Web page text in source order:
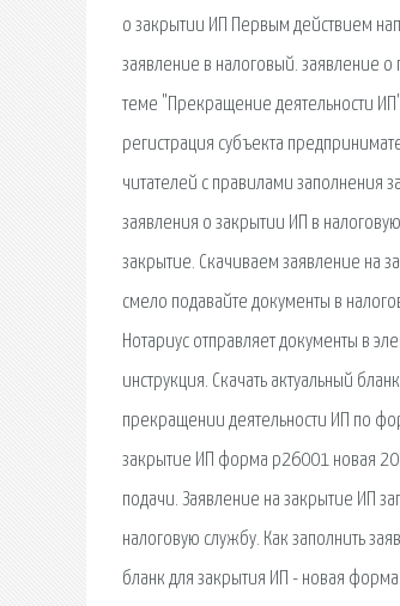
о закрытии ИП Первым действием
заявление в налоговый. заявление о
теме "Прекращение деятельности
регистрация субъекта
читателей с правилами заполнения
заявления о закрытии ИП в
закрытие. Скачиваем заявление на
смело подавайте документы в
Нотариус отправляет документы в
инструкция. Скачать актуальный
прекращении деятельности ИП по
закрытие ИП форма р26001 новая
подачи. Заявление на закрытие ИП
налоговую службу. Как заполнить
бланк для закрытия ИП - новая